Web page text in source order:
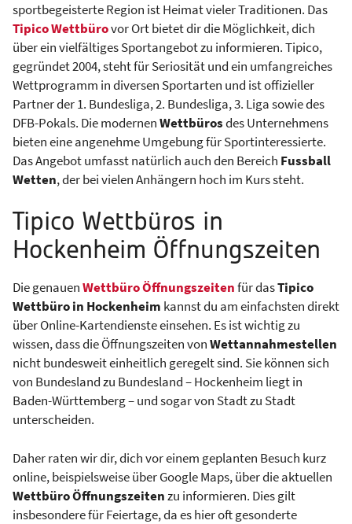
sportbegeisterte Region ist Heimat vieler Traditionen. Das
Tipico Wettbürovor Ort bietet dir die Möglichkeit, dich
über ein vielfältiges Sportangebot zu informieren. Tipico,
gegründet 2004, steht für Seriosität und ein umfangreiches
Wettprogramm in diversen Sportarten und ist offizieller
Partner der 1. Bundesliga, 2. Bundesliga, 3. Liga sowie des
DFB-Pokals. Die modernenWettbürosdes Unternehmens
bieten eine angenehme Umgebung für Sportinteressierte.
Das Angebot umfasst natürlich auch den Bereich Fussball
Wetten, der bei vielen Anhängern hoch im Kurs steht.
Tipico Wettbüros in
Hockenheim Öffnungszeiten
Die genauenWettbüro Öffnungszeitenfür dasTipico
Wettbüro in Hockenheim kannst du am einfachsten direkt
über Online-Kartendienste einsehen. Es ist wichtig zu
wissen, dass die Öffnungszeiten vonWettannahmestellen
nicht bundesweit einheitlich geregelt sind. Sie können sich
von Bundesland zu Bundesland – Hockenheim liegt in
Baden-Württemberg – und sogar von Stadt zu Stadt
unterscheiden.
Daher raten wir dir, dich vor einem geplanten Besuch kurz
online, beispielsweise über Google Maps, über die aktuellen
Wettbüro Öffnungszeitenzu informieren. Dies gilt
insbesondere für Feiertage, da es hier oft gesonderte